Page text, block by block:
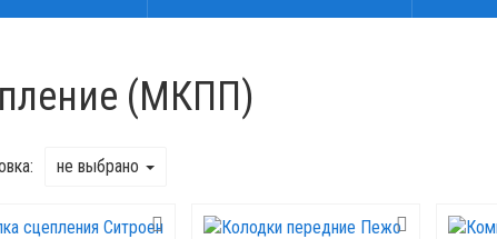
(МКПП)
не выбрано